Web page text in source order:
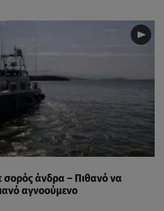
άνδρα – Πιθανό να
αγνοούμενο